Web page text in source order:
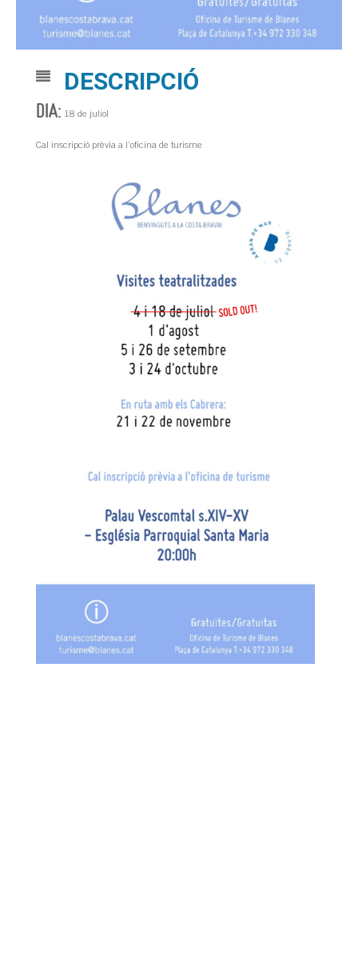
DESCRIPCIÓ
DIA: 18 de juliol
Cal inscripció prèvia a l’oficina de turisme